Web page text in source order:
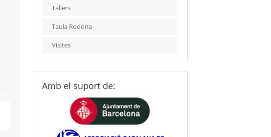
Tallers
Taula Rodona
Visites
Amb el suport de: